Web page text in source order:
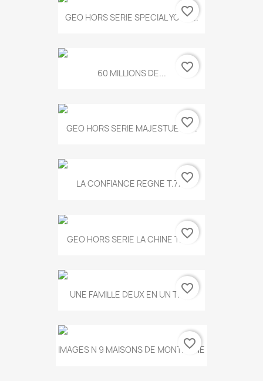
GEO HORS SERIE SPECIAL YOGA...
favorite_border
60 MILLIONS DE... favorite_border
GEO HORS SERIE MAJESTUEUX...
favorite_border
LA CONFIANCE REGNE T.778favorite_border
GEO HORS SERIE LA CHINE T.497
favorite_border
UNE FAMILLE DEUX EN UN T.675
favorite_border
IMAGES N 9 MAISONS DE MONTAGNE
favorite_border